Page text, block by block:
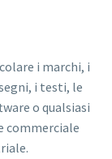
i marchi, i
i testi, le
o qualsiasi
commerciale